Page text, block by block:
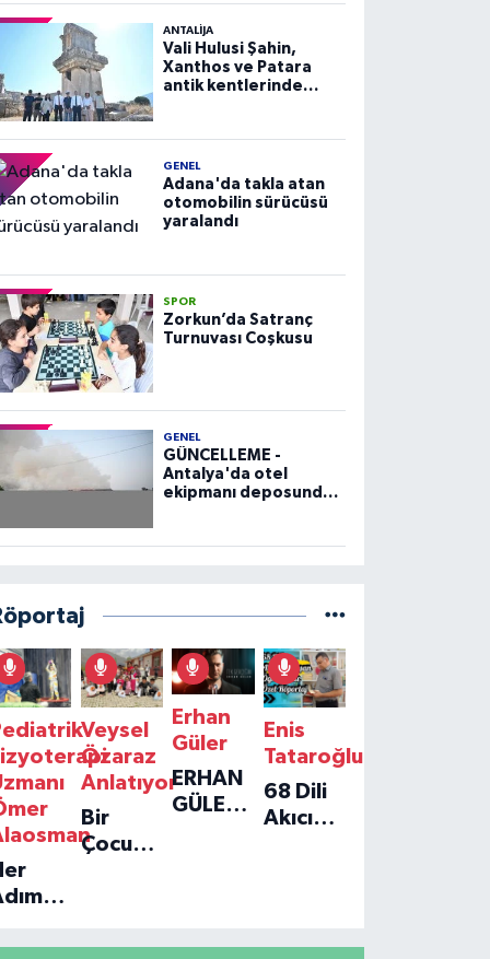
ANTALIJA
Vali Hulusi Şahin,
Xanthos ve Patara
antik kentlerinde
GENEL
Adana'da takla atan
otomobilin sürücüsü
yaralandı
SPOR
Zorkun’da Satranç
Turnuvası Coşkusu
GENEL
GÜNCELLEME -
Antalya'da otel
ekipmanı deposunda
Veysel
Özaraz
Anlatıyor
Bir
Çocuğun
Yolculuğu
Erhan
Güler
ERHAN
GÜLER'IN
Enis
Tataroğlu
68 Dili
Akıcı